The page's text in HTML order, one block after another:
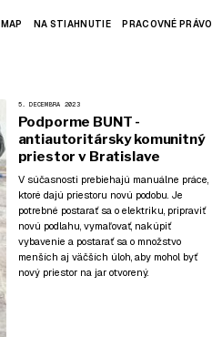
MAP NA STIAHNUTIE PRACOVNÉ PRÁVO
5. DECEMBRA 2023
Podporme BUNT -
antiautoritársky komunitný
priestor v Bratislave
V súčasnosti prebiehajú manuálne práce,
ktoré dajú priestoru novú podobu. Je
potrebné postarať sa o elektriku, pripraviť
novú podlahu, vymaľovať, nakúpiť
vybavenie a postarať sa o množstvo
menších aj väčších úloh, aby mohol byť
nový priestor na jar otvorený.